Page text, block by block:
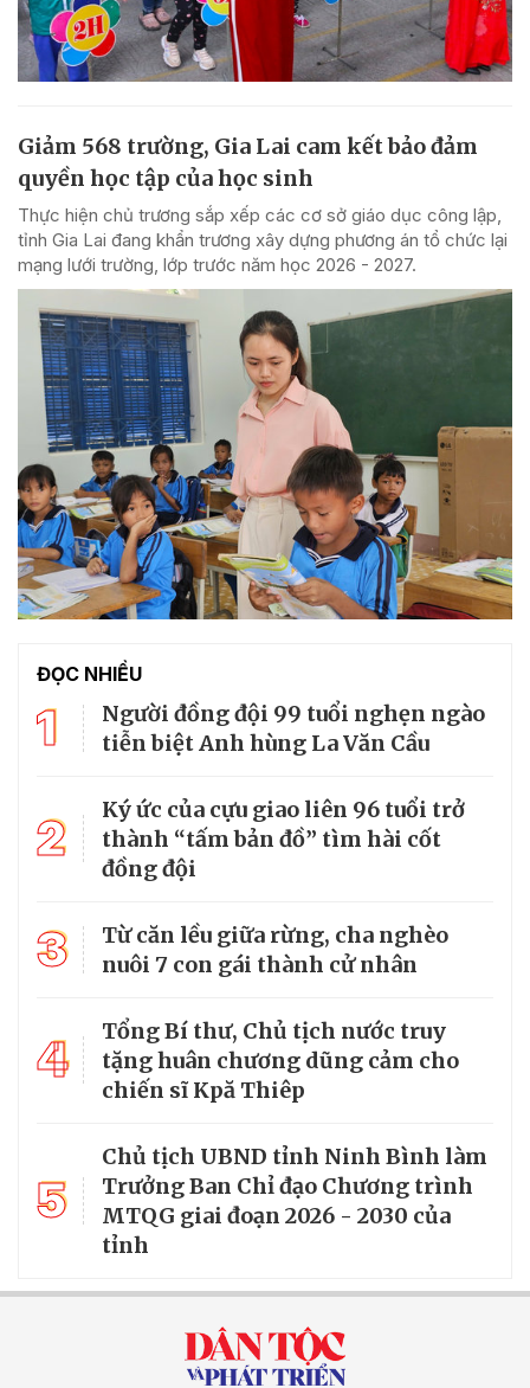
Giảm 568 trường, Gia Lai cam kết bảo đảm
quyền học tập của học sinh
Thực hiện chủ trương sắp xếp các cơ sở giáo dục công lập,
tỉnh Gia Lai đang khẩn trương xây dựng phương án tổ chức lại
mạng lưới trường, lớp trước năm học 2026 - 2027.
ĐỌC NHIỀU
1
Người đồng đội 99 tuổi nghẹn ngào
tiễn biệt Anh hùng La Văn Cầu
2
Ký ức của cựu giao liên 96 tuổi trở
thành “tấm bản đồ” tìm hài cốt
đồng đội
3
Từ căn lều giữa rừng, cha nghèo
nuôi 7 con gái thành cử nhân
4
Tổng Bí thư, Chủ tịch nước truy
tặng huân chương dũng cảm cho
chiến sĩ Kpă Thiêp
5
Chủ tịch UBND tỉnh Ninh Bình làm
Trưởng Ban Chỉ đạo Chương trình
MTQG giai đoạn 2026 - 2030 của
tỉnh